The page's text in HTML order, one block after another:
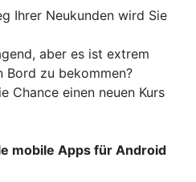
Ihrer Neukunden wird Sie
aber es ist extrem
Bord zu bekommen?
Chance einen neuen Kurs
mobile Apps für Android